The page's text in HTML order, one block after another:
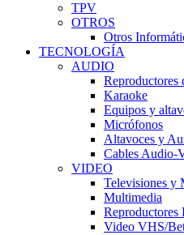
TPV
OTROS
Otros
TECNOLOGÍA
AUDIO
Reproductores
Karaoke
Equipos y
Micrófonos
Altavoces y
Cables Audio-
VIDEO
Televisiones y
Multimedia
Video VHS/